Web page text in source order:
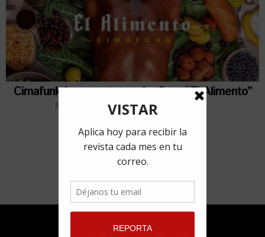
Cimafunk lanza su segundo disco “El Alimento”
8 octubre, 2021 porRedacción VISTAR